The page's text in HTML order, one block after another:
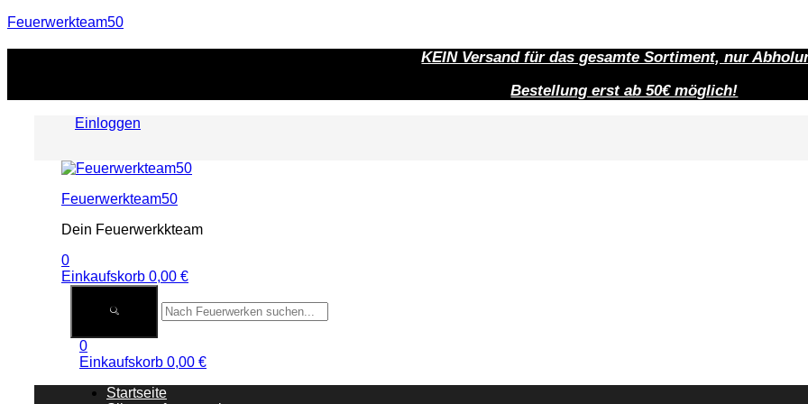
Feuerwerkteam50
KEIN Versand für das gesamte Sortiment, nur
Bestellung erst ab 50€ möglich!
Einloggen
Menu
Feuerwerkteam50
Dein Feuerwerkkteam
0
Einkaufskorb 0,00 €
0
Einkaufskorb 0,00 €
Startseite